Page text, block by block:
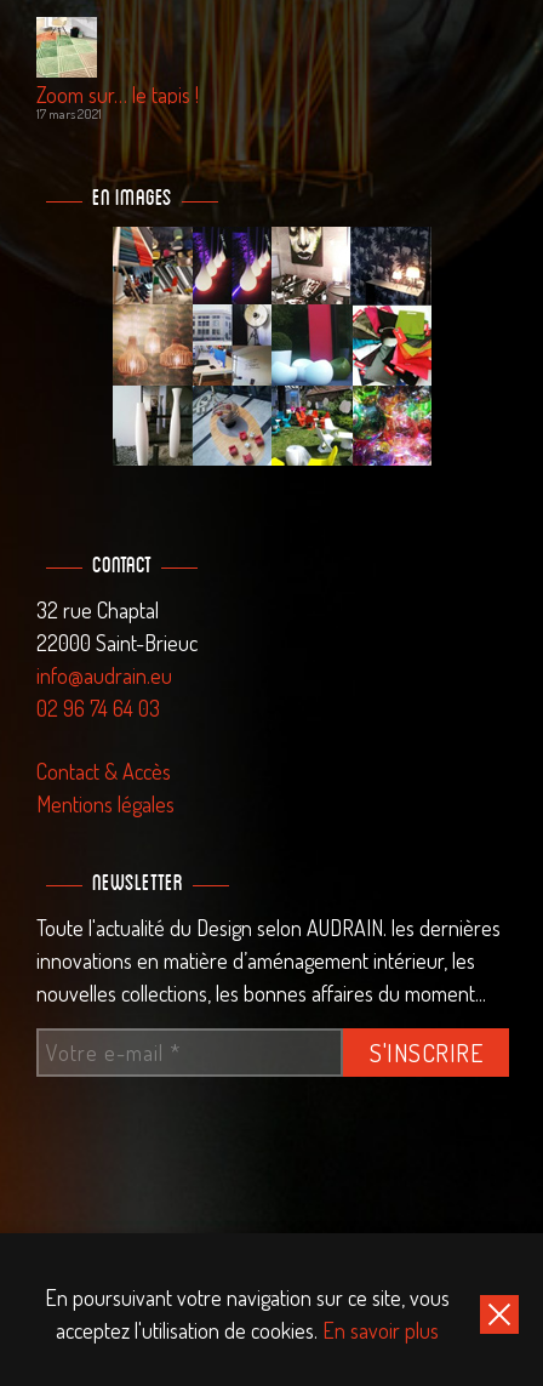
Zoom sur… le tapis !
17 mars 2021
En images
Contact
32 rue Chaptal
22000 Saint-Brieuc
info@audrain.eu
02 96 74 64 03
Contact & Accès
Mentions légales
Newsletter
Toute l'actualité du Design selon AUDRAIN. les dernières
innovations en matière d’aménagement intérieur, les
nouvelles collections, les bonnes affaires du moment...
©2019 AUDRAIN - Design Décoration & Création
En poursuivant votre navigation sur ce site, vous
acceptez l'utilisation de cookies. En savoir plus